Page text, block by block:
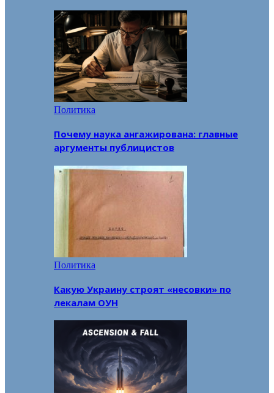
Политика
Почему наука ангажирована: главные
аргументы публицистов
Политика
Какую Украину строят «несовки» по
лекалам ОУН